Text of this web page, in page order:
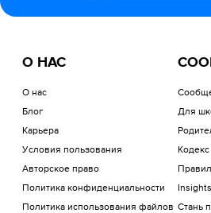
О НАС
О нас
Блог
Карьера
Условия пользования
Авторское право
Политика конфиденциальности
Политика использования файлов
Для
Кодекс
Insights
Стань